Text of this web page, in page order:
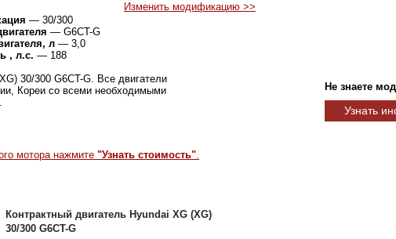
— 30/300
— G6CT-G
л — 3,0
, л.с. — 188
Изменить модификацию >>
30/300 G6CT-G. Все двигатели
Кореи со всеми необходимыми
Не знаете
Узнать
мотора нажмите "Узнать стоимость".
Контрактный двигатель Hyundai XG (XG)
30/300 G6CT-G